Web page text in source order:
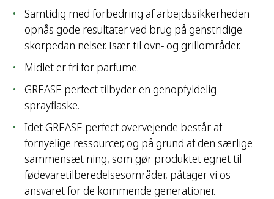
Samtidig med forbedring af arbejdssikkerheden
opnås gode resultater ved brug på genstridige
skorpedan nelser. Især til ovn- og grillområder.
Midlet er fri for parfume.
GREASE perfect tilbyder en genopfyldelig
sprayflaske.
Idet GREASE perfect overvejende består af
fornyelige ressourcer, og på grund af den særlige
sammensæt ning, som gør produktet egnet til
fødevaretilberedelsesområder, påtager vi os
ansvaret for de kommende generationer.